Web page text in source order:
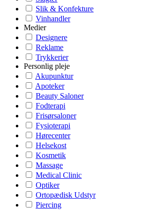
Slik & Konfekture
Vinhandler
Medier
Designere
Reklame
Trykkerier
Personlig pleje
Akupunktur
Apoteker
Beauty Saloner
Fodterapi
Frisørsaloner
Fysioterapi
Hørecenter
Helsekost
Kosmetik
Massage
Medical Clinic
Optiker
Ortopædisk Udstyr
Piercing